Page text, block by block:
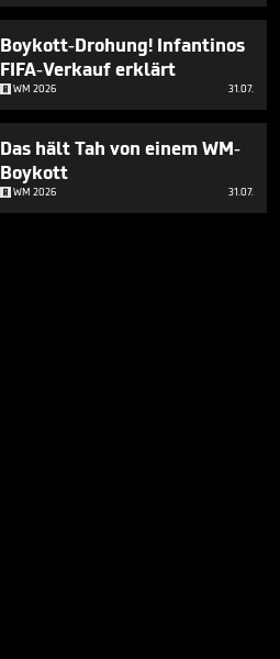
Boykott-Drohung! Infantinos
FIFA-Verkauf erklärt
WM 2026 31.07.
Das hält Tah von einem WM-
Boykott
WM 2026 31.07.